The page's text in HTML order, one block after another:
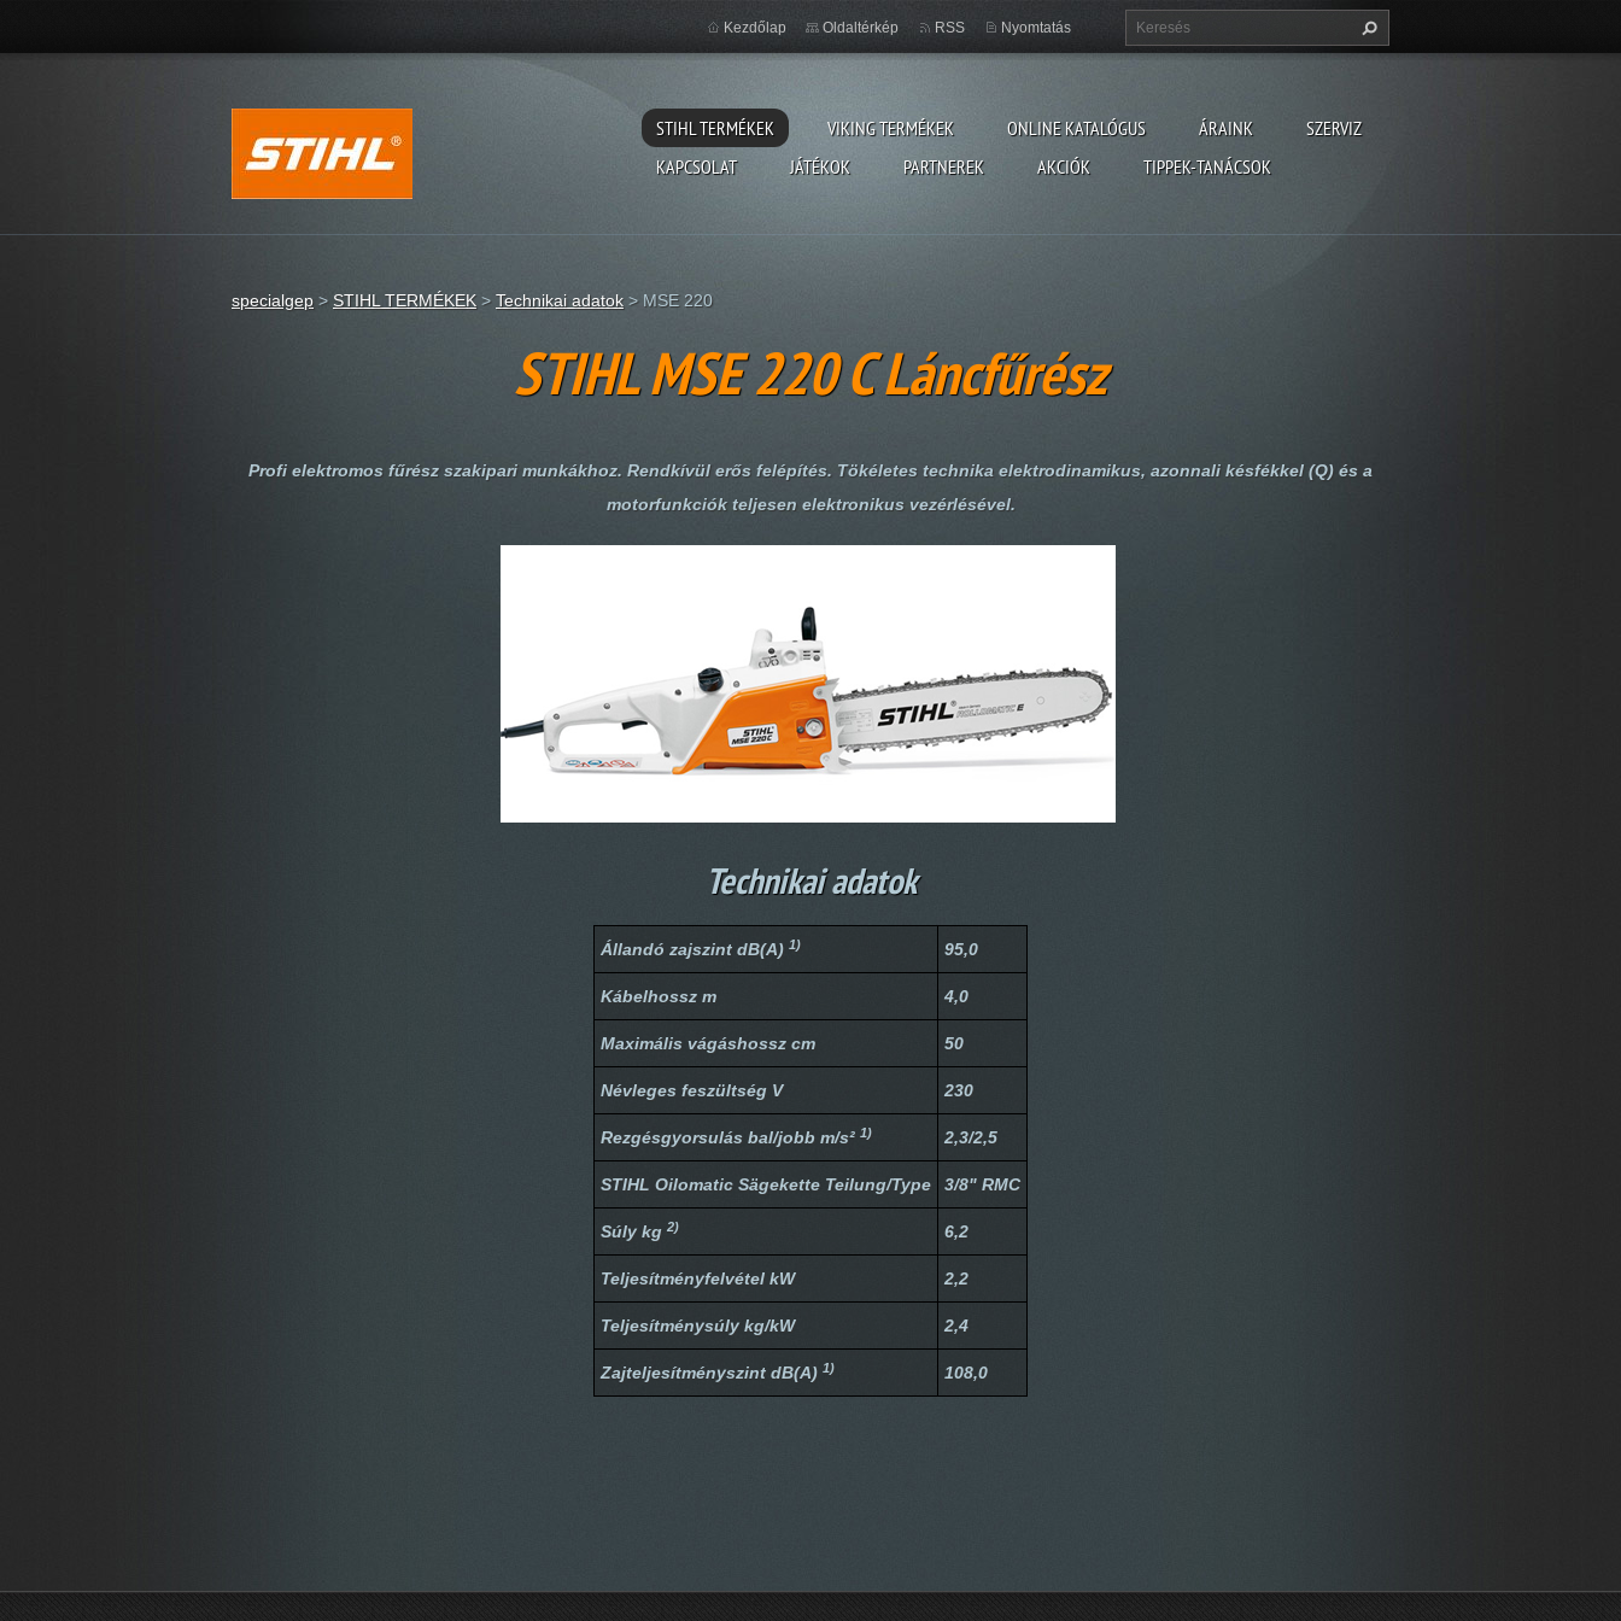
STIHL TERMÉKEK VIKING TERMÉKEK ONLINE KATALÓGUS ÁRAINK
SZERVIZ
KAPCSOLAT
JÁTÉKOK PARTNEREK AKCIÓK TIPPEK-TANÁCSOK
Kezdőlap Oldaltérkép RSS Nyomtatás
specialgep > STIHL TERMÉKEK > Technikai adatok > MSE 220
STIHL MSE 220 C Láncfűrész
Profi elektromos fűrész szakipari munkákhoz. Rendkívül erős felépítés. Tökéletes technika elektrodinamikus, azonnali késfékkel (Q) és a
motorfunkciók teljesen elektronikus vezérlésével.
Technikai adatok
Állandó zajszint dB(A) 1) 95,0
Kábelhossz m 4,0
Maximális vágáshossz cm 50
Névleges feszültség V 230
Rezgésgyorsulás bal/jobb m/s² 1) 2,3/2,5
STIHL Oilomatic Sägekette Teilung/Type 3/8" RMC
Súly kg 2) 6,2
Teljesítményfelvétel kW 2,2
Teljesítménysúly kg/kW 2,4
Zajteljesítményszint dB(A) 1) 108,0